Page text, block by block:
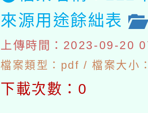
來源用途餘絀表
上傳時間：2023-09-20
檔案類型：pdf / 檔案大小
下載次數：0